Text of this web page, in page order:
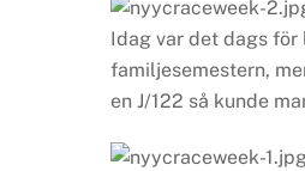
Idag var det dags för
familjesemestern,
en J/122 så kunde